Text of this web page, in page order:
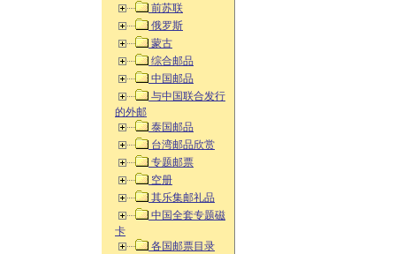
前苏联
俄罗斯
蒙古
综合邮品
中国邮品
与中国联合发行
的外邮
泰国邮品
台湾邮品欣赏
专题邮票
空册
其乐集邮礼品
中国全套专题磁
卡
各国邮票目录